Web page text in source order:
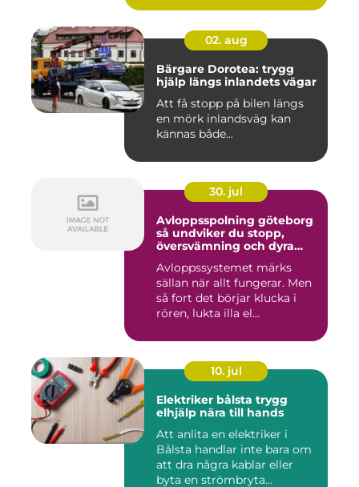
02. aug
Bärgare Dorotea: trygg
hjälp längs inlandets vägar
Att få stopp på bilen längs
en mörk inlandsväg kan
kännas både...
30. jul
Avloppsspolning göteborg
så undviker du stopp,
översvämning och dyra
Avloppssystemet märks
sällan när allt fungerar. Men
så fort det börjar klucka i
rören, lukta illa el...
10. jul
Elektriker bålsta trygg
elhjälp nära till hands
Att anlita en elektriker i
Bålsta handlar inte bara om
att dra några kablar eller
byta en strömbryta...